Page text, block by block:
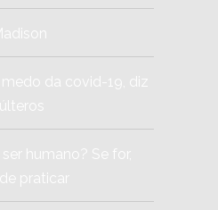
da covid-19, diz
humano? Se for,
praticar